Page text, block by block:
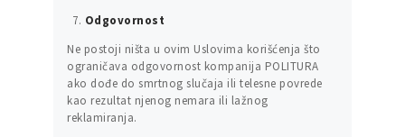
Odgovornost
Ne postoji ništa u ovim Uslovima korišćenja što
ograničava odgovornost kompanija POLITURA
ako dođe do smrtnog slučaja ili telesne povrede
kao rezultat njenog nemara ili lažnog
reklamiranja.